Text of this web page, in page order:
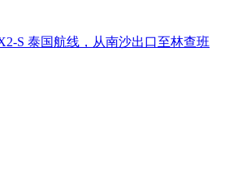
S 泰国航线，从南沙出口至林查班